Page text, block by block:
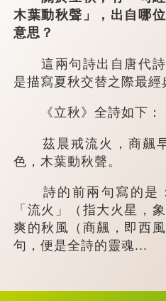
木葉動秋聲」，出自哪
意思？
這兩句詩出自唐代詩
是描寫夏秋交替之際最經
《立秋》全詩如下：
茲晨戒流火，商飆
色，木葉動秋聲。
詩的前兩句寫的是
「流火」（指大火星，
爽的秋風（商飆，即西
句，便是全詩的靈魂...